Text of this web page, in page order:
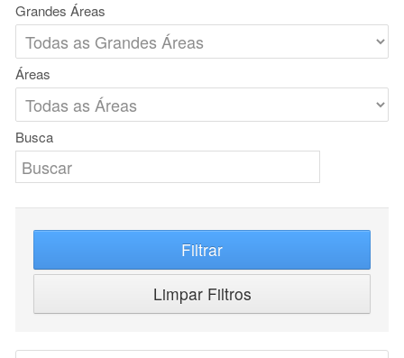
Grandes Áreas
Áreas
Busca
Filtrar
Limpar Filtros